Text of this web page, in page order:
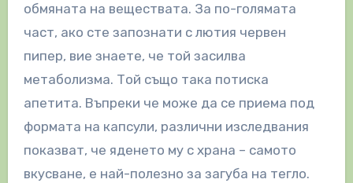
обмяната на веществата. За по-голямата
част, ако сте запознати с лютия червен
пипер, вие знаете, че той засилва
метаболизма. Той също така потиска
апетита. Въпреки че може да се приема под
формата на капсули, различни изследвания
показват, че яденето му с храна – самото
вкусване, е най-полезно за загуба на тегло.